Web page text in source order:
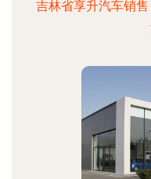
吉林省享升汽车销